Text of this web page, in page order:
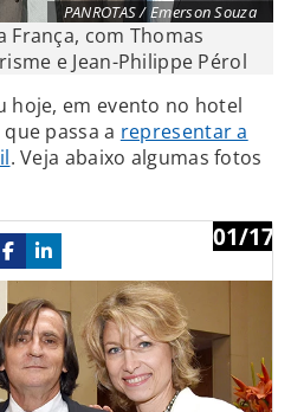
PANROTAS / Emerson Souza
França, com Thomas
e Jean-Philippe Pérol
hoje, em evento no hotel
passa a representar a
. Veja abaixo algumas fotos
01/17